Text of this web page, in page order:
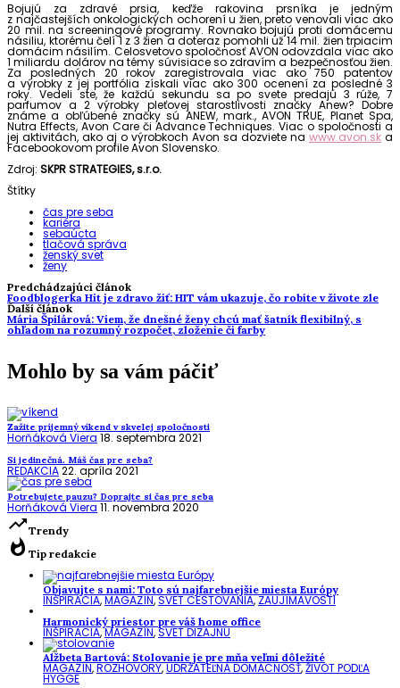
Bojujú za zdravé prsia, keďže rakovina prsníka je jedným
z najčastejších onkologických ochorení u žien, preto venovali viac ako
20 mil. na screeningové programy. Rovnako bojujú proti domácemu
násiliu, ktorému čelí 1 z 3 žien a doteraz pomohli už 14 mil. žien trpiacim
domácim násilím. Celosvetovo spoločnosť AVON odovzdala viac ako
1 miliardu dolárov na témy súvisiace so zdravím a bezpečnosťou žien.
Za posledných 20 rokov zaregistrovala viac ako 750 patentov
a výrobky z jej portfólia získali viac ako 300 ocenení za posledné 3
roky. Vedeli ste, že každú sekundu sa po svete predajú 3 rúže, 7
parfumov a 2 výrobky pleťovej starostlivosti značky Anew? Dobre
známe a obľúbené značky sú ANEW, mark., AVON TRUE, Planet Spa,
Nutra Effects, Avon Care či Advance Techniques. Viac o spoločnosti a
jej aktivitách, ako aj o výrobkoch Avon sa dozviete na www.avon.sk a
Facebookovom profile Avon Slovensko.
Zdroj: SKPR STRATEGIES, s.r.o.
Štítky
čas pre seba
kariéra
sebaúcta
tlačová správa
ženský svet
ženy
Predchádzajúci článok
Foodblogerka Hit je zdravo žiť: HIT vám ukazuje, čo robíte v živote zle
Ďalší článok
Mária Špilárová: Viem, že dnešné ženy chcú mať šatník flexibilný, s
ohľadom na rozumný rozpočet, zloženie či farby
Mohlo by sa vám páčiť
Zažite príjemný víkend v skvelej spoločnosti
Horňáková Viera 18. septembra 2021
Si jedinečná. Máš čas pre seba?
REDAKCIA22. apríla 2021
Potrebujete pauzu? Doprajte si čas pre seba
Horňáková Viera 11. novembra 2020
trending_upTrendy
whatshot Tip redakcie
Objavujte s nami: Toto sú najfarebnejšie miesta Európy
INŠPIRÁCIA,MAGAZÍN,SVET CESTOVANIA,ZAUJÍMAVOSTI
Harmonický priestor pre váš home office
INŠPIRÁCIA,MAGAZÍN,SVET DIZAJNU
Alžbeta Bartová: Stolovanie je pre mňa veľmi dôležité
MAGAZÍN,ROZHOVORY,UDRŽATEĽNÁ DOMÁCNOSŤ,ŽIVOT PODĽA
HYGGE